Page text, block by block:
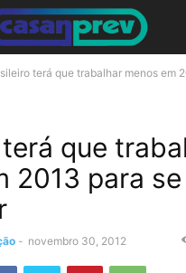
terá que trabalhar menos em
que
2013 para se
- novembro 30, 2012